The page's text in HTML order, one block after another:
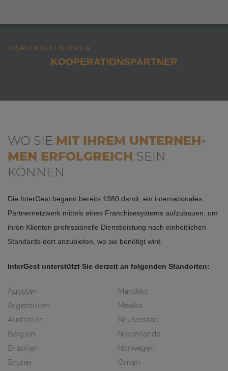
ZUSÄTZLICHE LEISTUNGEN
KOOPERATIONSPARTNER
WO SIE MIT IHREM UN­TER­NEH­
MEN ER­FOLG­REICH SEIN
KÖNNEN
Die InterGest begann bereits 1980 damit, ein internationales
Partnernetzwerk mittels eines Franchisesystems aufzubauen, um
ihren Klienten professionelle Dienstleistung nach einheitlichen
Standards dort anzubieten, wo sie benötigt wird.
InterGest unterstützt Sie derzeit an folgenden Standorten:
Ägypten
Argentinien
Australien
Belgien
Brasilien
Brunei
Marokko
Mexiko
Neuseeland
Niederlande
Norwegen
Oman